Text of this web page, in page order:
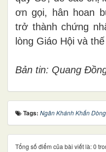
ơn gọi, hân hoan
trở thành chứng
lòng Giáo Hội và
Bản tin: Quang
Tags: Ngân Khánh Khấn Dòng
Tổng số điểm của bài viết là: 0